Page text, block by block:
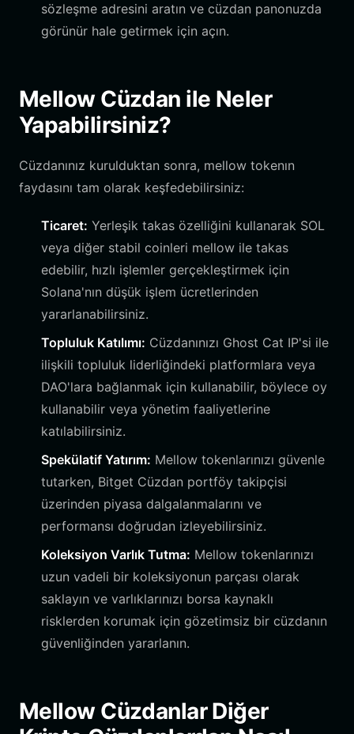
sözleşme adresini aratın ve cüzdan panonuzda
görünür hale getirmek için açın.
Mellow Cüzdan ile Neler
Yapabilirsiniz?
Cüzdanınız kurulduktan sonra, mellow tokenın
faydasını tam olarak keşfedebilirsiniz:
Ticaret: Yerleşik takas özelliğini kullanarak SOL
veya diğer stabil coinleri mellow ile takas
edebilir, hızlı işlemler gerçekleştirmek için
Solana'nın düşük işlem ücretlerinden
yararlanabilirsiniz.
Topluluk Katılımı: Cüzdanınızı Ghost Cat IP'si ile
ilişkili topluluk liderliğindeki platformlara veya
DAO'lara bağlanmak için kullanabilir, böylece oy
kullanabilir veya yönetim faaliyetlerine
katılabilirsiniz.
Spekülatif Yatırım: Mellow tokenlarınızı güvenle
tutarken, Bitget Cüzdan portföy takipçisi
üzerinden piyasa dalgalanmalarını ve
performansı doğrudan izleyebilirsiniz.
Koleksiyon Varlık Tutma: Mellow tokenlarınızı
uzun vadeli bir koleksiyonun parçası olarak
saklayın ve varlıklarınızı borsa kaynaklı
risklerden korumak için gözetimsiz bir cüzdanın
güvenliğinden yararlanın.
Mellow Cüzdanlar Diğer